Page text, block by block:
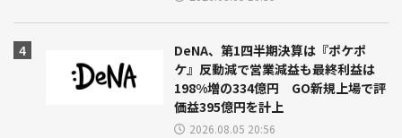
DeNA、第1四半期決算は『ポケポ
ケ』反動減で営業減益も最終利益は
198%増の334億円 GO新規上場で評
価益395億円を計上
2026.08.05 20:56